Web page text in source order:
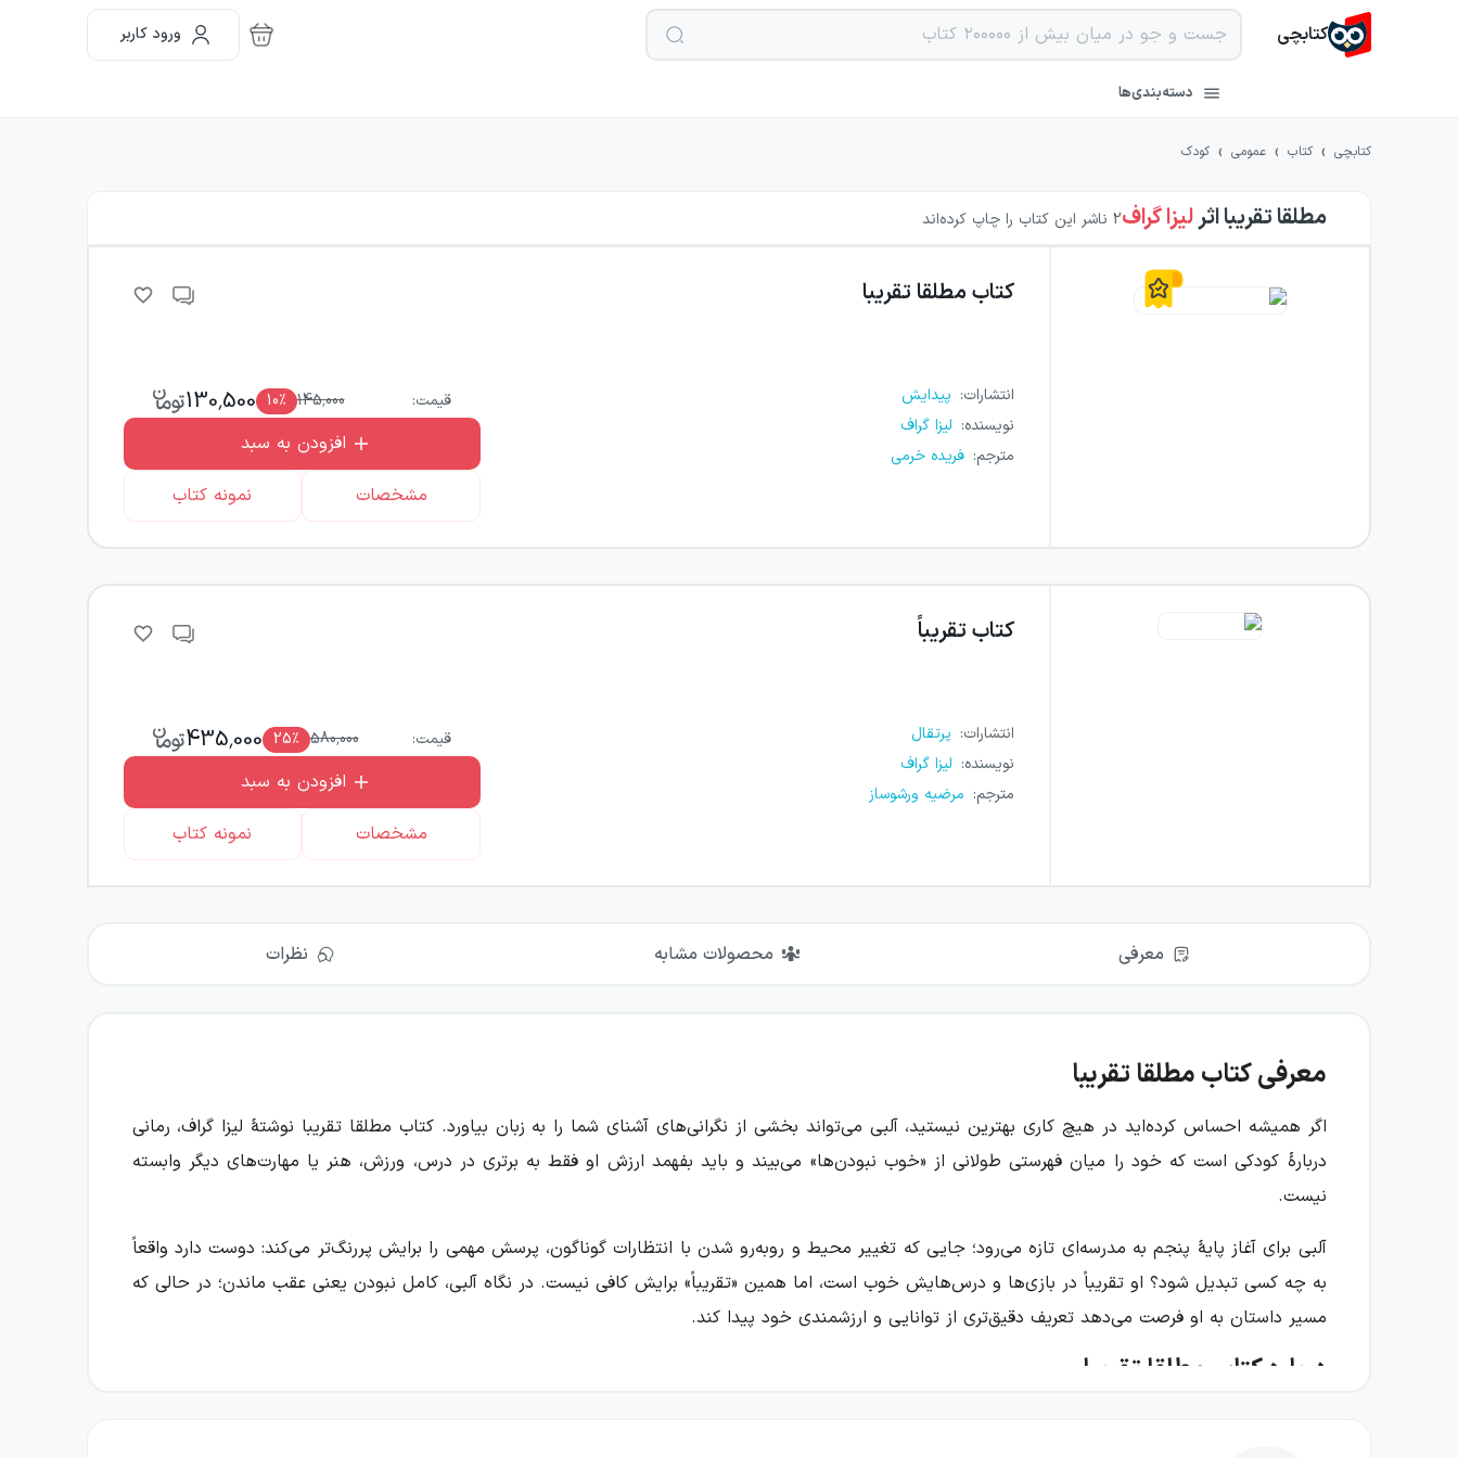
کتابچی ورود کاربر
دسته‌بندی‌ها
کتابچی › کتاب › عمومی › کودک
مطلقا تقریبااثرلیزا گراف2 ناشر این کتاب را چاپ کرده‌اند
کتاب مطلقا تقریبا
انتشارات: پیدایش
نویسنده: لیزا گراف
مترجم: فریده خرمی
قیمت: 145,000
10٪ 130,500
افزودن به سبد
مشخصات
نمونه کتاب
کتابتقریباً
انتشارات: پرتقال
نویسنده: لیزا گراف
مترجم: مرضیه ورشوساز
قیمت: 580,000
25٪ 435,000
افزودن به سبد
مشخصات
نمونه کتاب
معرفی محصولات مشابه نظرات
معرفی کتاب مطلقا تقریبا
اگر همیشه احساس کرده‌اید در هیچ کاری بهترین نیستید، آلبی می‌تواند بخشی از نگرانی‌های آشنای شما را به زبان بیاورد. کتاب مطلقا تقریبا نوشتهٔ لیزا گراف، رمانی
دربارهٔ کودکی است که خود را میان فهرستی طولانی از «خوب نبودن‌ها» می‌بیند و باید بفهمد ارزش او فقط به برتری در درس، ورزش، هنر یا مهارت‌های دیگر وابسته
نیست.
آلبی برای آغاز پایهٔ پنجم به مدرسه‌ای تازه می‌رود؛ جایی که تغییر محیط و روبه‌رو شدن با انتظارات گوناگون، پرسش مهمی را برایش پررنگ‌تر می‌کند: دوست دارد واقعاً
به چه کسی تبدیل شود؟ او تقریباً در بازی‌ها و درس‌هایش خوب است، اما همین «تقریباً» برایش کافی نیست. در نگاه آلبی، کامل نبودن یعنی عقب ماندن؛ در حالی که
مسیر داستان به او فرصت می‌دهد تعریف دقیق‌تری از توانایی و ارزشمندی خود پیدا کند.
درباره کتاب مطلقا تقریبا